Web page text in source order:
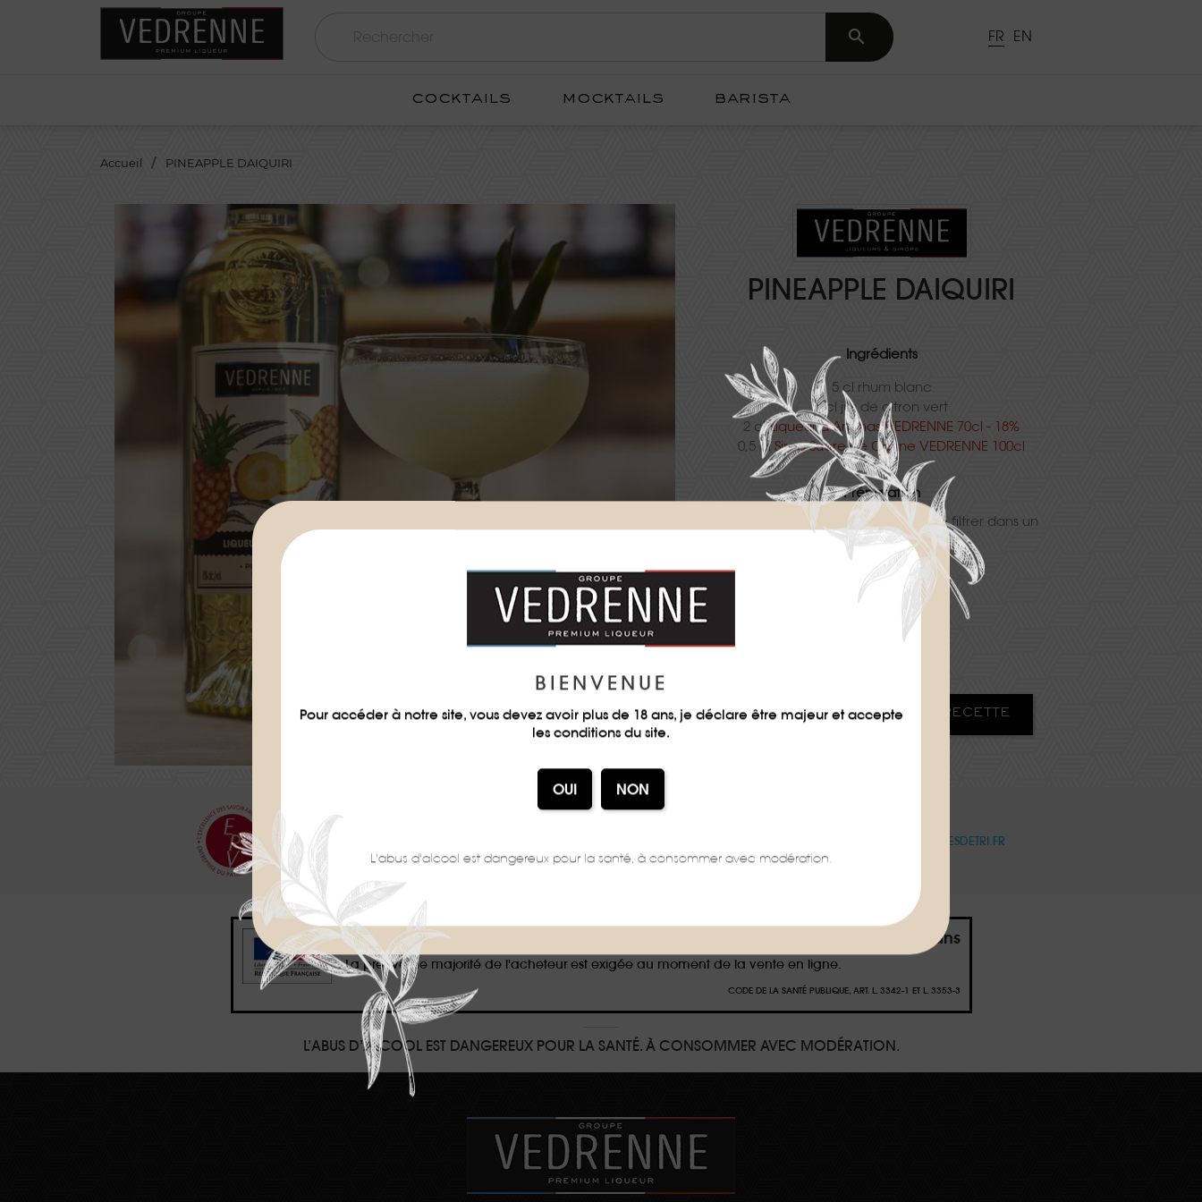
 FR EN
cocktails mocktails barista
Accueil PINEAPPLE DAIQUIRI
PINEAPPLE DAIQUIRI
Ingrédients
5 cl rhum blanc
2 cl jus de citron vert
2 clLiqueur d'Ananas VEDRENNE 70cl - 18%
0,5 clSirop Sucre de Canne VEDRENNE 100cl
Préparation
Shaker tous les ingrédients, double filtrer dans un
verre à cocktail.
Difficulté
★
TÉLÉCHARGER LA FICHE RECETTE
WWW.CONSIGNESDETRI.FR
Interdiction de vente de boissons alcooliques aux mineurs de moins de 18 ans
La preuve de majorité de l'acheteur est exigée au moment de la vente en ligne.
CODE DE LA SANTÉ PUBLIQUE, ART. L. 3342-1 ET L. 3353-3
L’ABUS D’ALCOOL EST DANGEREUX POUR LA SANTÉ. À CONSOMMER AVEC MODÉRATION.
BIENVENUE
Pour accéder à notre site, vous devez avoir plus de 18 ans, je déclare être majeur et accepte
les conditions du site.
L'abus d'alcool est dangereux pour la santé, à consommer avec modération.